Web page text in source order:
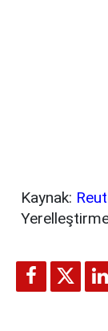
Kaynak: